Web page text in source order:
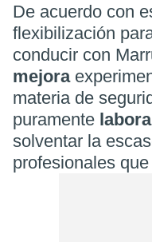
De acuerdo con
flexibilización
conducir con
mejora
materia de
puramente
solventar la
profesionales